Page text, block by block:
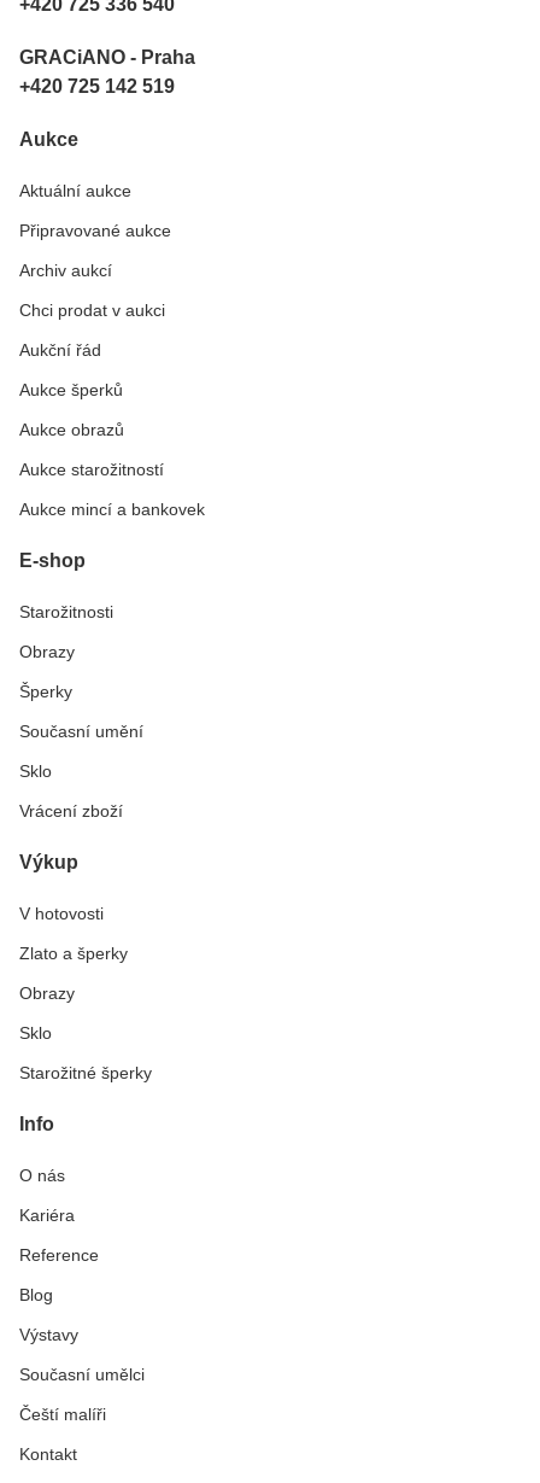
GRACiANO - Praha
+420 725 142 519
Aukce
Aktuální aukce
Připravované aukce
Archiv aukcí
Chci prodat v aukci
Aukční řád
Aukce šperků
Aukce obrazů
Aukce starožitností
Aukce mincí a bankovek
E-shop
Starožitnosti
Obrazy
Šperky
Současní umění
Sklo
Vrácení zboží
Výkup
V hotovosti
Zlato a šperky
Obrazy
Sklo
Starožitné šperky
Info
O nás
Kariéra
Reference
Blog
Výstavy
Současní umělci
Čeští malíři
Kontakt